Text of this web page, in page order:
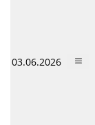
03.06.2026